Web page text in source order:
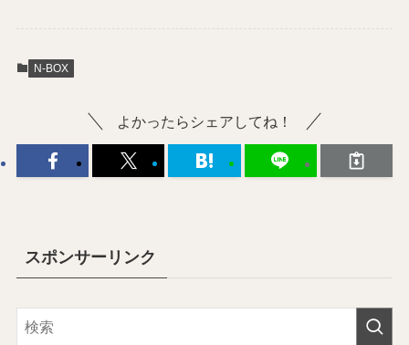
N-BOX
よかったらシェアしてね！
スポンサーリンク